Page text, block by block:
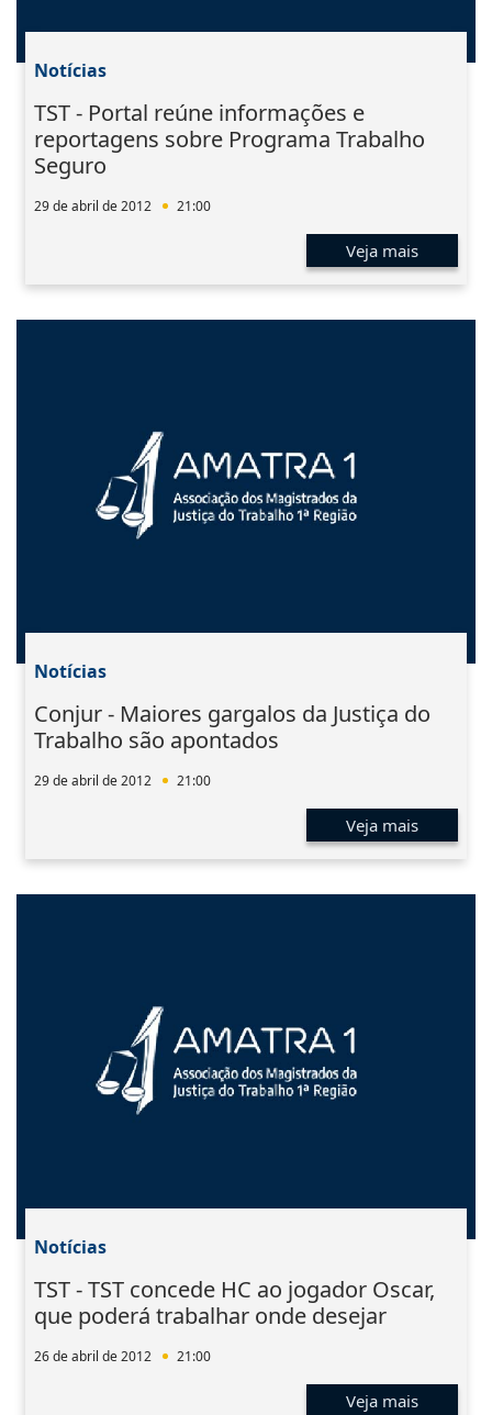
Notícias
TST - Portal reúne informações e
reportagens sobre Programa Trabalho
Seguro
29 de abril de 2012 21:00
Veja mais
Notícias
Conjur - Maiores gargalos da Justiça do
Trabalho são apontados
29 de abril de 2012 21:00
Veja mais
Notícias
TST - TST concede HC ao jogador Oscar,
que poderá trabalhar onde desejar
26 de abril de 2012 21:00
Veja mais